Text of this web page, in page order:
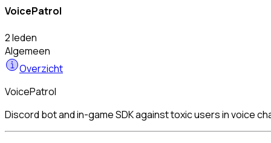
VoicePatrol
2 leden
Algemeen
Overzicht
VoicePatrol
Discord bot and in-game SDK against toxic users in voice